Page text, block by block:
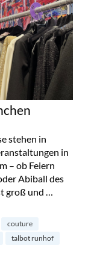
stehen in
in
– ob Feiern
Abiball des
groß und …
couture
talbot runhof